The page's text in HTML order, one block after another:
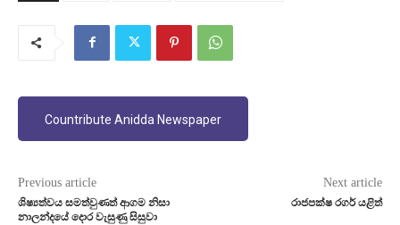
Countribute Anidda Newspaper
Previous article
ශිෂ්‍යත්වය සමත්වුණත් ආගම නිසා
නාලන්දයේ දොර වැසුණු සිසුවා
Next article
රාජපක්ෂ රගර් යළිත්